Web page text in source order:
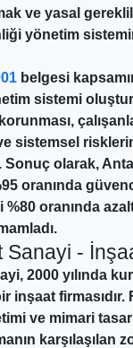
ve yasal
yönetim
belgesi
sistemi
sistemsel risklerin
Sonuç olarak,
oranında
oranında
Sanayi -
2000 yılında
inşaat firmasıdır.
ve mimari
karşılaşılan